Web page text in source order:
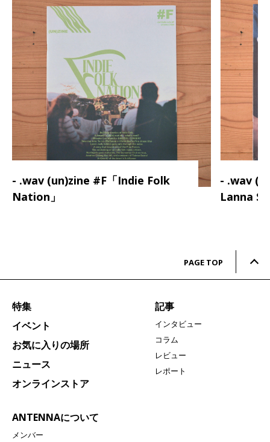
- .wav (un)zine #F「Indie Folk
Nation」
- .wav
Lanna
PAGE TOP
特集
イベント
お気に入りの場所
ニュース
オンラインストア
ANTENNAについて
メンバー
記事
インタビュー
コラム
レビュー
レポート